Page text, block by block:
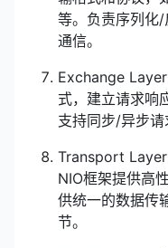
等。负责序列化
通信。
Exchange
式，建立请求响
支持同步/异步请
Transport
NIO框架提供高
供统一的数据传
节。